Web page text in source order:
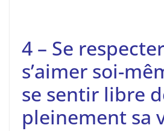
4 – Se
s’aimer soi-
se sentir libre
pleinement sa